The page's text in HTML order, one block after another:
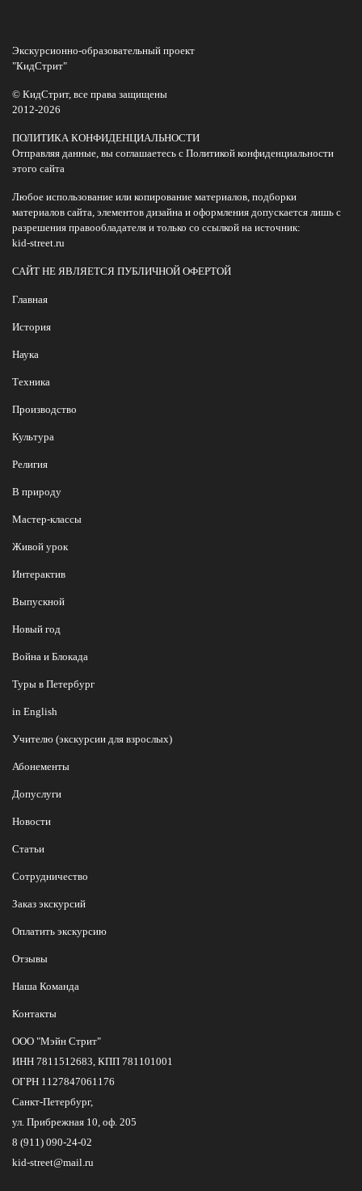
Экскурсионно-образовательный проект
"КидСтрит"
© КидСтрит, все права защищены
2012-2026
ПОЛИТИКА КОНФИДЕНЦИАЛЬНОСТИ
Отправляя данные, вы соглашаетесь с Политикой конфиденциальности
этого сайта
Любое использование или копирование материалов, подборки
материалов сайта, элементов дизайна и оформления допускается лишь с
разрешения правообладателя и только со ссылкой на источник:
kid-street.ru
САЙТ НЕ ЯВЛЯЕТСЯ ПУБЛИЧНОЙ ОФЕРТОЙ
Главная
История
Наука
Техника
Производство
Культура
Религия
В природу
Мастер-классы
Живой урок
Интерактив
Выпускной
Новый год
Война и Блокада
Туры в Петербург
in English
Учителю (экскурсии для взрослых)
Абонементы
Допуслуги
Новости
Статьи
Сотрудничество
Заказ экскурсий
Оплатить экскурсию
Отзывы
Наша Команда
Контакты
ООО "Мэйн Стрит"
ИНН 7811512683, КПП 781101001
ОГРН 1127847061176
Санкт-Петербург,
ул. Прибрежная 10, оф. 205
8 (911) 090-24-02
kid-street@mail.ru